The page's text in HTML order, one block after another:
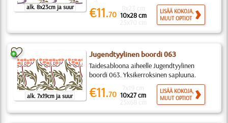
alk. 8x23cm ja suur €11.70 10x28 cm
LISÄÄ KOKOJA,
MUUT OPTIOT
alk. 7x19cm ja suur
Jugendtyylinen boordi 063
Taidesabloona aiheelle Jugendtyylinen
boordi 063. Yksikerroksinen sapluuna.
€11.70 10x27 cm
LISÄÄ KOKOJA,
MUUT OPTIOT